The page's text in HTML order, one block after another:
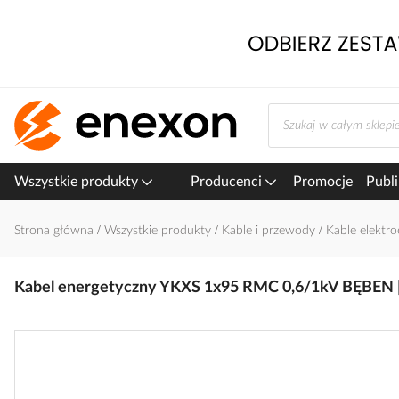
Wszystkie produkty Producenci Promocje
Strona główna Wszystkie produkty Kable i przewody Kable
Kabel energetyczny YKXS 1x95 RMC 0,6/1kV